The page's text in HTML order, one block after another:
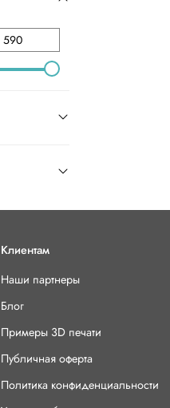
Клиентам
Наши партнеры
Блог
Примеры 3D печати
Публичная оферта
Политика конфиденциальности